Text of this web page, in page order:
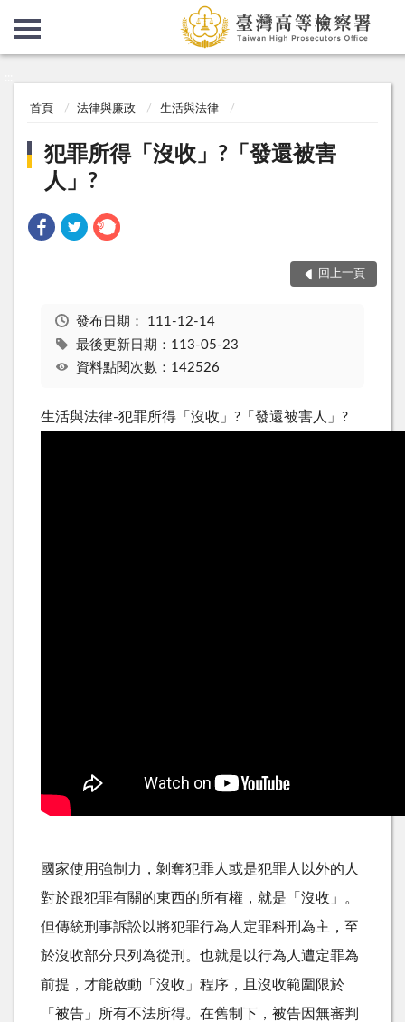
首頁 法律與廉政 生活與法律
犯罪所得「沒收」?「發還被害
人」?
回上一頁
發布日期： 111-12-14
最後更新日期：113-05-23
資料點閱次數：142526
生活與法律-犯罪所得「沒收」?「發還被害人」?
國家使用強制力，剝奪犯罪人或是犯罪人以外的人
對於跟犯罪有關的東西的所有權，就是「沒收」。
但傳統刑事訴訟以將犯罪行為人定罪科刑為主，至
於沒收部分只列為從刑。也就是以行為人遭定罪為
前提，才能啟動「沒收」程序，且沒收範圍限於
「被告」所有不法所得。在舊制下，被告因無審判